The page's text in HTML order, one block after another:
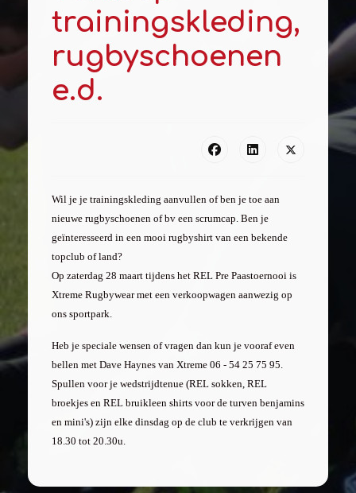
trainingskleding,
rugbyschoenen
e.d.
Wil je je trainingskleding aanvullen of ben je toe aan
nieuwe rugbyschoenen of bv een scrumcap. Ben je
geïnteresseerd in een mooi rugbyshirt van een bekende
topclub of land?
Op zaterdag 28 maart tijdens het REL Pre Paastoernooi is
Xtreme Rugbywear met een verkoopwagen aanwezig op
ons sportpark.
Heb je speciale wensen of vragen dan kun je vooraf even
bellen met Dave Haynes van Xtreme 06 - 54 25 75 95.
Spullen voor je wedstrijdtenue (REL sokken, REL
broekjes en REL bruikleen shirts voor de turven benjamins
en mini's) zijn elke dinsdag op de club te verkrijgen van
18.30 tot 20.30u.